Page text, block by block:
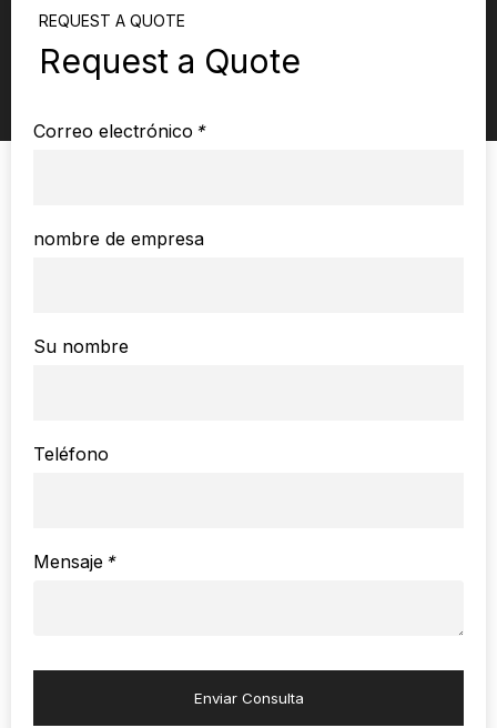
REQUEST A QUOTE
Request a Quote
*
Correo electrónico
nombre de empresa
Su nombre
Teléfono
*
Mensaje
Enviar Consulta